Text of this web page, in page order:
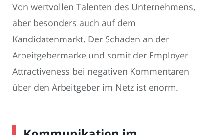
Von wertvollen Talenten des Unternehmens,
aber besonders auch auf dem
Kandidatenmarkt. Der Schaden an der
Arbeitgebermarke und somit der Employer
Attractiveness bei negativen Kommentaren
über den Arbeitgeber im Netz ist enorm.